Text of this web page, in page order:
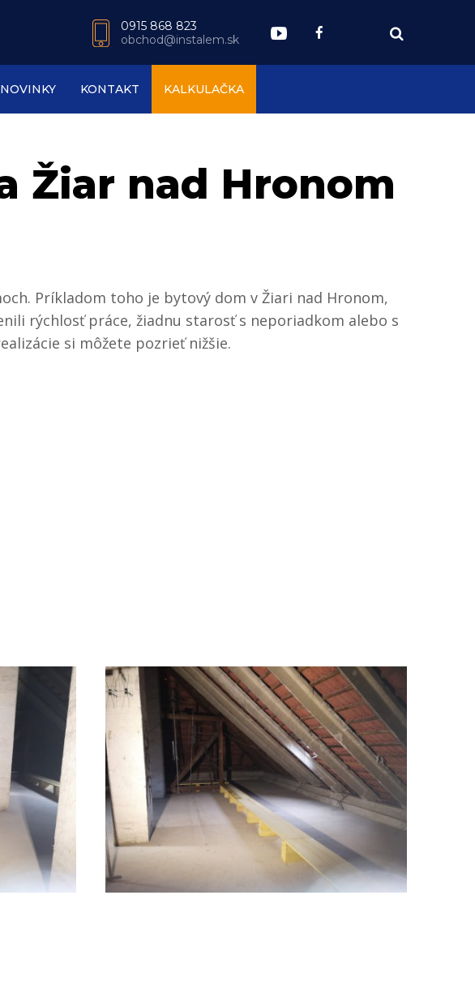
NOVINKY KONTAKT KALKULAČKA
0915 868 823
obchod@instalem.sk
Žiar nad Hronom
Príkladom toho je bytový dom v Žiari nad Hronom,
rýchlosť práce, žiadnu starosť s neporiadkom alebo s
si môžete pozrieť nižšie.